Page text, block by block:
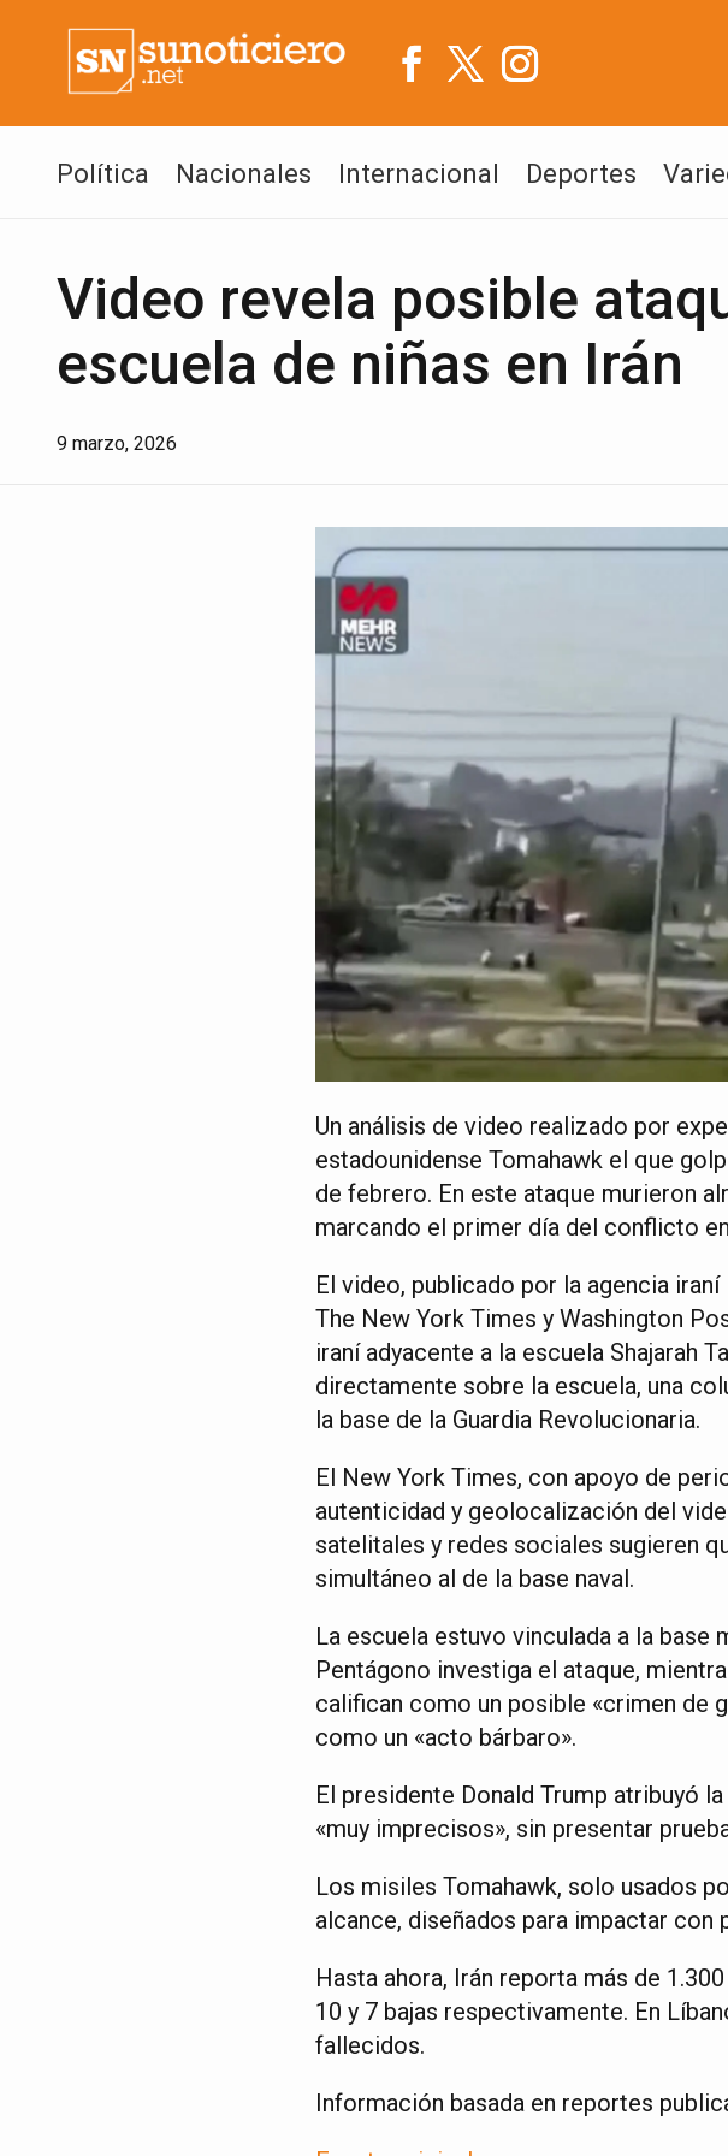
Política Nacionales Internacional Deportes
Video revela posible
escuela de niñas en Irán
9 marzo, 2026
Un análisis de video realizado por
estadounidense Tomahawk el que
de febrero. En este ataque murieron
marcando el primer día del conflicto
El video, publicado por la agencia
The New York Times y Washington
iraní adyacente a la escuela Shajarah
directamente sobre la escuela, una
la base de la Guardia Revolucionaria.
El New York Times, con apoyo de
autenticidad y geolocalización del
satelitales y redes sociales sugieren
simultáneo al de la base naval.
La escuela estuvo vinculada a la base
Pentágono investiga el ataque,
califican como un posible «crimen de
como un «acto bárbaro».
El presidente Donald Trump atribuyó
«muy imprecisos», sin presentar
Los misiles Tomahawk, solo usados
alcance, diseñados para impactar con
Hasta ahora, Irán reporta más de
10 y 7 bajas respectivamente. En
fallecidos.
Información basada en reportes